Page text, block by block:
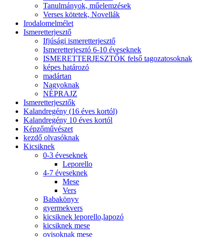
Tanulmányok, műelemzések
Verses kötetek, Novellák
Irodalomelmélet
Ismeretterjesztő
Ifjúsági ismeretterjesztő
Ismeretterjesztó 6-10 éveseknek
ISMERETTERJESZTŐK felső tagozatosoknak
képes határozó
madártan
Nagyoknak
NÉPRAJZ
Ismeretterjesztők
Kalandregény (16 éves kortól)
Kalandregény 10 éves kortól
Képzőművészet
kezdő olvasóknak
Kicsiknek
0-3 éveseknek
Leporello
4-7 éveseknek
Mese
Vers
Babakönyv
gyermekvers
kicsiknek leporello,lapozó
kicsiknek mese
ovisoknak mese